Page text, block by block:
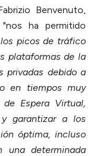
Benvenuto,
ha permitido
picos de tráfico
plataformas de la
privadas debido a
en tiempos muy
Espera Virtual,
y garantizar a los
óptima, incluso
una determinada